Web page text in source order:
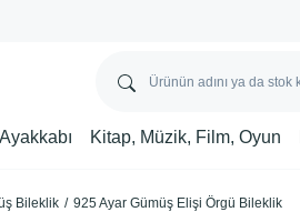
Kitap, Müzik, Film, Oyun
Bileklik ​925 Ayar Gümüş Elişi Örgü Bileklik